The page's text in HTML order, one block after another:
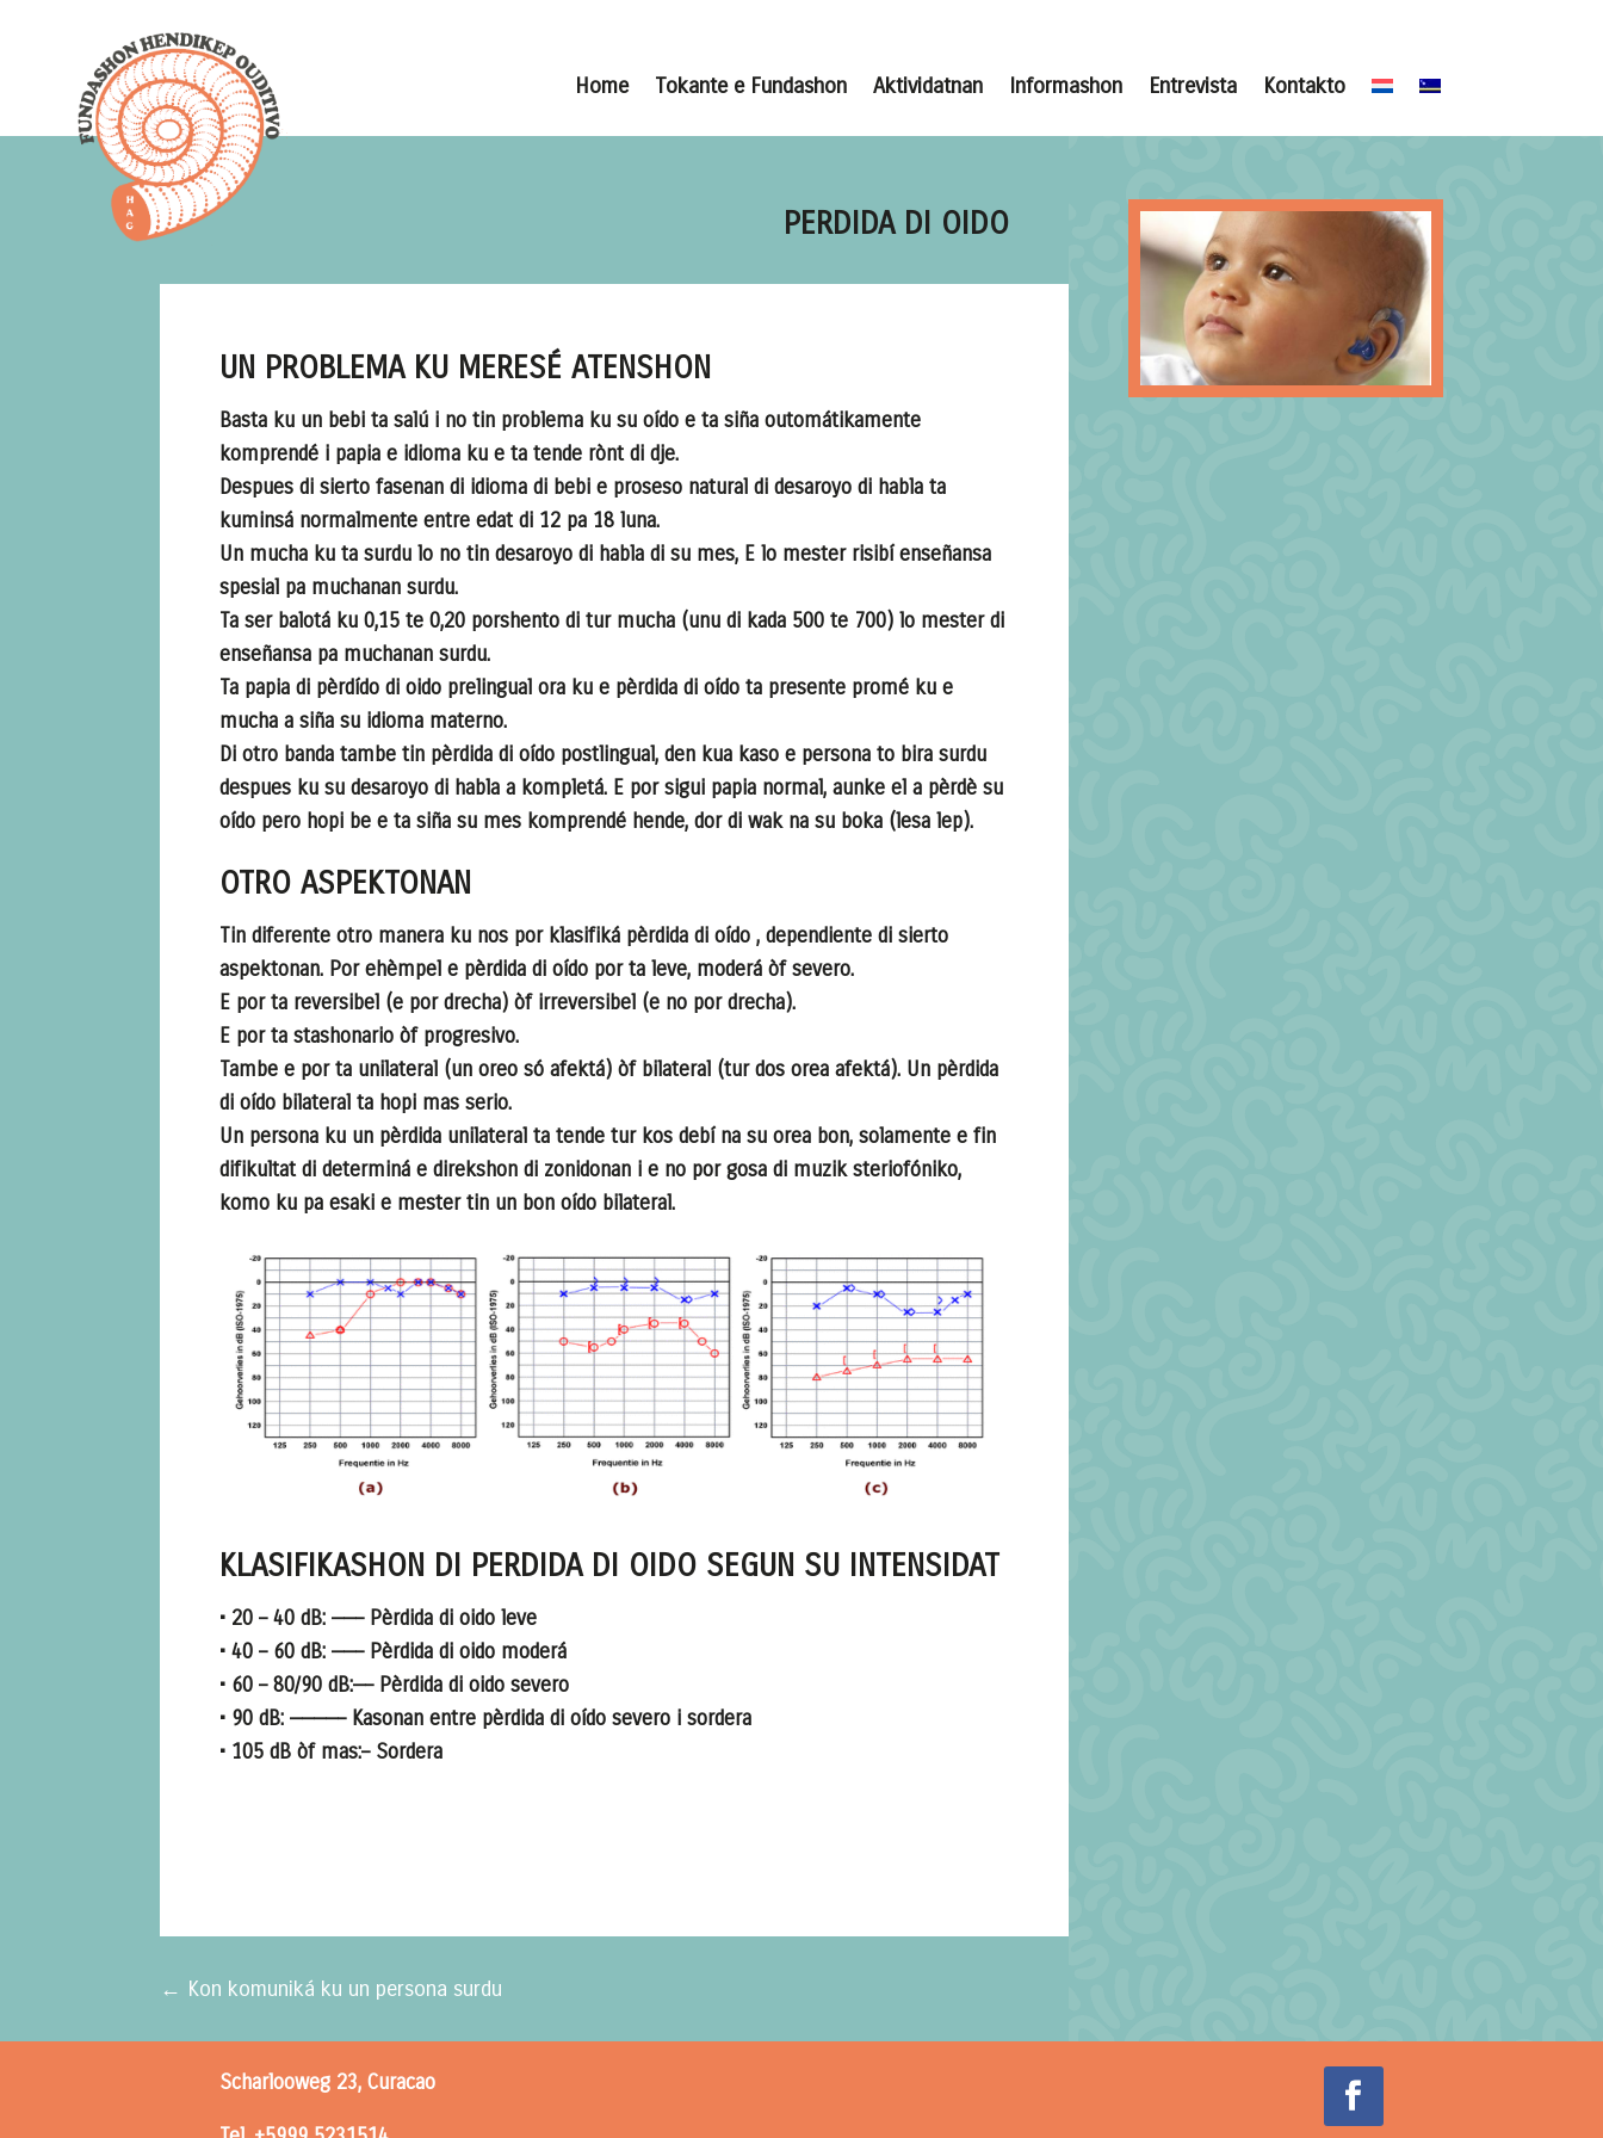
Home Tokante e Fundashon Aktividatnan Informashon Entrevista Kontakto
PERDIDA DI OIDO
UN PROBLEMA KU MERESÉ ATENSHON
Basta ku un bebi ta salú i no tin problema ku su oído e ta siña outomátikamente
komprendé i papia e idioma ku e ta tende rònt di dje.
Despues di sierto fasenan di idioma di bebi e proseso natural di desaroyo di habla ta
kuminsá normalmente entre edat di 12 pa 18 luna.
Un mucha ku ta surdu lo no tin desaroyo di habla di su mes, E lo mester risibí enseñansa
spesial pa muchanan surdu.
Ta ser balotá ku 0,15 te 0,20 porshento di tur mucha (unu di kada 500 te 700) lo mester di
enseñansa pa muchanan surdu.
Ta papia di pèrdído di oido prelingual ora ku e pèrdida di oído ta presente promé ku e
mucha a siña su idioma materno.
Di otro banda tambe tin pèrdida di oído postlingual, den kua kaso e persona to bira surdu
despues ku su desaroyo di habla a kompletá. E por sigui papia normal, aunke el a pèrdè su
oído pero hopi be e ta siña su mes komprendé hende, dor di wak na su boka (lesa lep).
OTRO ASPEKTONAN
Tin diferente otro manera ku nos por klasifiká pèrdida di oído , dependiente di sierto
aspektonan. Por ehèmpel e pèrdida di oído por ta leve, moderá òf severo.
E por ta reversibel (e por drecha) òf irreversibel (e no por drecha).
E por ta stashonario òf progresivo.
Tambe e por ta unilateral (un oreo só afektá) òf bilateral (tur dos orea afektá). Un pèrdida
di oído bilateral ta hopi mas serio.
Un persona ku un pèrdida unilateral ta tende tur kos debí na su orea bon, solamente e fin
difikultat di determiná e direkshon di zonidonan i e no por gosa di muzik steriofóniko,
komo ku pa esaki e mester tin un bon oído bilateral.
KLASIFIKASHON DI PERDIDA DI OIDO SEGUN SU INTENSIDAT
• 20 – 40 dB: ——– Pèrdida di oido leve
• 40 – 60 dB: ——– Pèrdida di oido moderá
• 60 – 80/90 dB:—– Pèrdida di oido severo
• 90 dB: ————– Kasonan entre pèrdida di oído severo i sordera
• 105 dB òf mas:– Sordera
← Kon komuniká ku un persona surdu
Scharlooweg 23, Curacao